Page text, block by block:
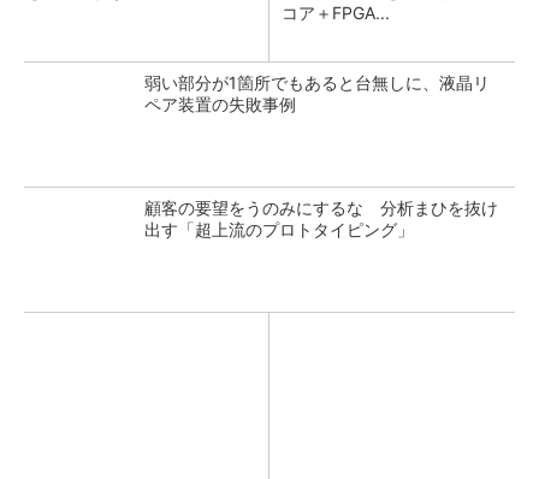
コア＋FPGA...
弱い部分が1箇所でもあると台無しに、液晶リ
ペア装置の失敗事例
顧客の要望をうのみにするな 分析まひを抜け
出す「超上流のプロトタイピング」